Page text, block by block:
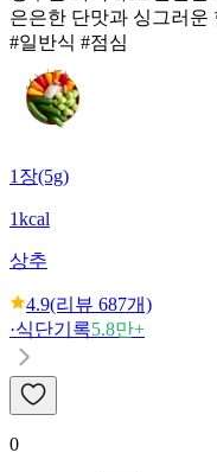
은은한 단맛과 싱그러운
#일반식 #점심
1장(5g)
1kcal
상추
4.9(리뷰 687개)
·식단기록5.8만+
0